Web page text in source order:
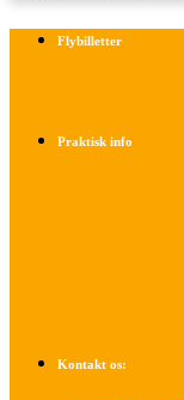
Flybilletter
Praktisk info
Kontakt os: